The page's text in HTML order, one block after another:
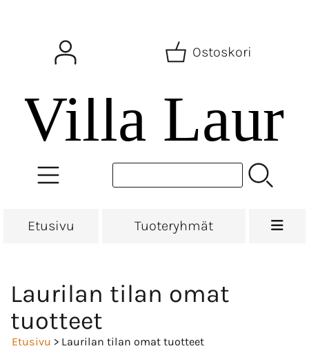
Ostoskori
Etusivu Tuoteryhmät
Laurilan tilan omat
tuotteet
Etusivu > Laurilan tilan omat tuotteet